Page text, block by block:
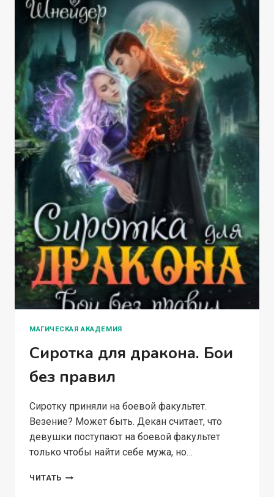
МАГИЧЕСКАЯ АКАДЕМИЯ
Сиротка для дракона. Бои
без правил
Сиротку приняли на боевой факультет.
Везение? Может быть. Декан считает, что
девушки поступают на боевой факультет
только чтобы найти себе мужа, но…
ЧИТАТЬ СИРОТКА